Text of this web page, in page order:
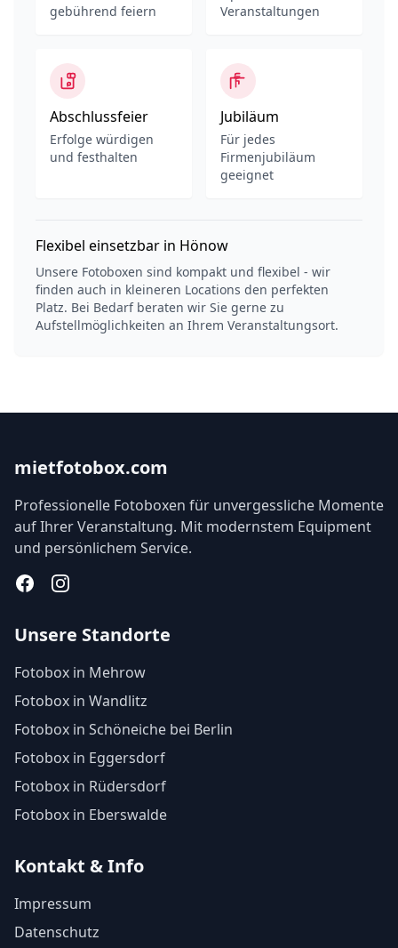
gebührend feiern
Veranstaltungen
Abschlussfeier
Erfolge würdigen
und festhalten
Jubiläum
Für jedes
Firmenjubiläum
geeignet
Flexibel einsetzbar in Hönow
Unsere Fotoboxen sind kompakt und flexibel - wir
finden auch in kleineren Locations den perfekten
Platz. Bei Bedarf beraten wir Sie gerne zu
Aufstellmöglichkeiten an Ihrem Veranstaltungsort.
mietfotobox.com
Professionelle Fotoboxen für unvergessliche Momente
auf Ihrer Veranstaltung. Mit modernstem Equipment
und persönlichem Service.
FacebookInstagram
Unsere Standorte
Fotobox in Mehrow
Fotobox in Wandlitz
Fotobox in Schöneiche bei Berlin
Fotobox in Eggersdorf
Fotobox in Rüdersdorf
Fotobox in Eberswalde
Kontakt & Info
Impressum
Datenschutz